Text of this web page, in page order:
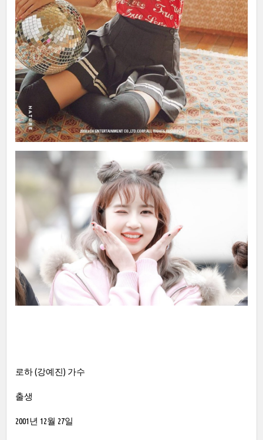
로하 (강예진) 가수
출생
2001년 12월 27일